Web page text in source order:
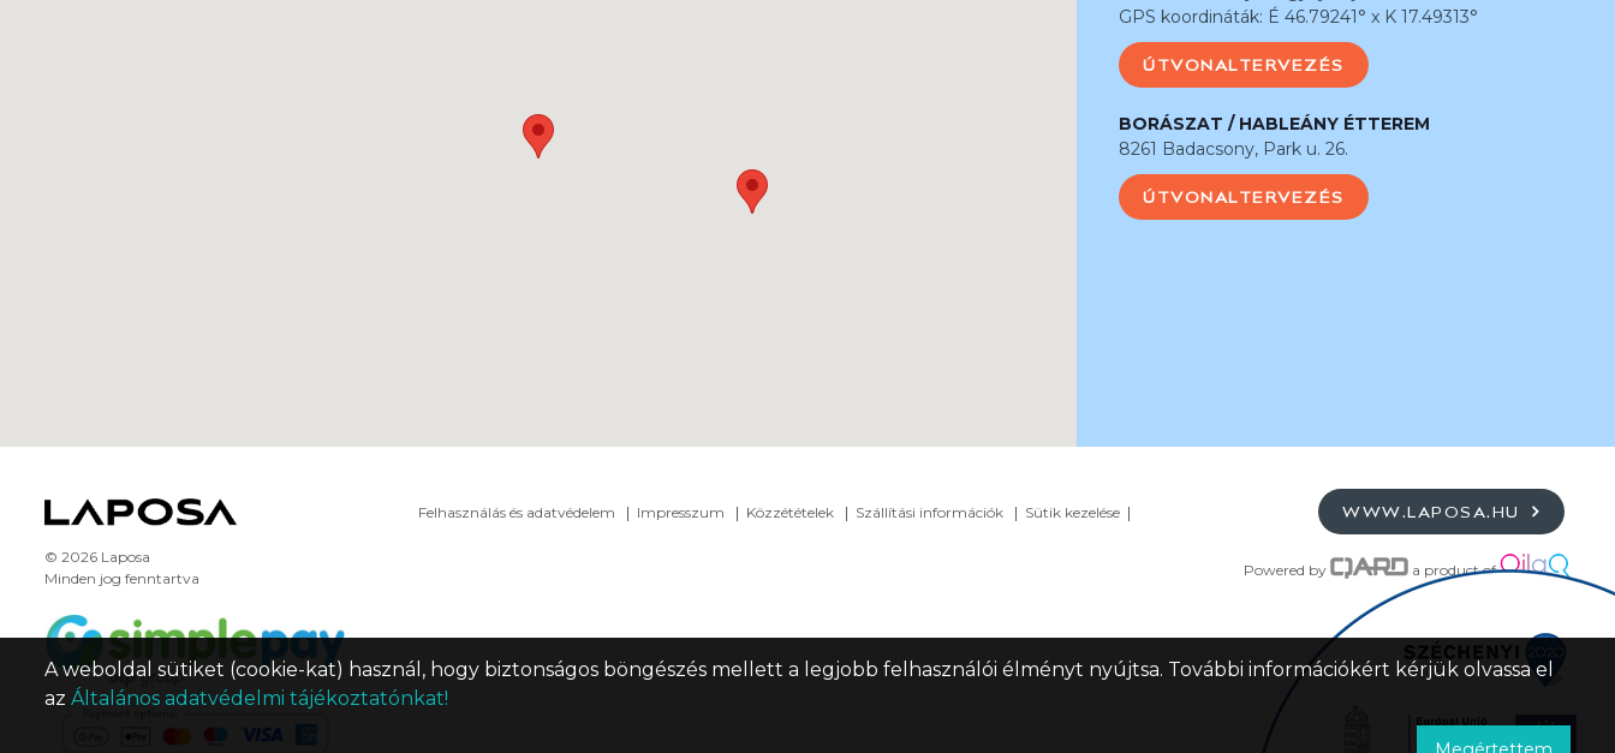
GPS koordináták: É 46.79241° x K 17.49313°
ÚTVONALTERVEZÉS
BORÁSZAT / HABLEÁNY ÉTTEREM
8261 Badacsony, Park u. 26.
ÚTVONALTERVEZÉS
Felhasználás és adatvédelem Impresszum Közzétételek Szállítási információk Sütik kezelése WWW.LAPOSA.HU
© 2026 Laposa
Minden jog fenntartva
Powered by a product of
A weboldal sütiket (cookie-kat) használ, hogy biztonságos böngészés mellett a legjobb felhasználói élményt nyújtsa. További információkért kérjük olvassa el
az Általános adatvédelmi tájékoztatónkat!